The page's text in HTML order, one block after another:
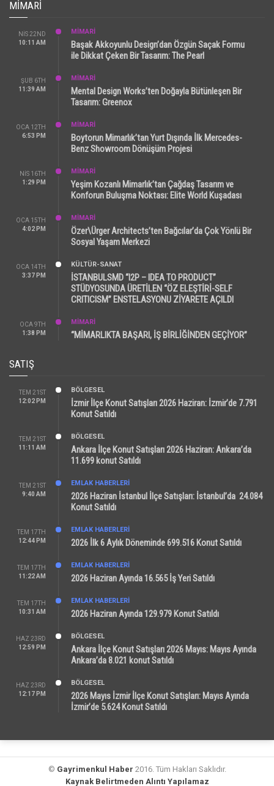
MIMARI
NIS 22ND
10:11 AM
MİMARİ
Başak Akkoyunlu Design’dan Özgün Saçak Formu
ile Dikkat Çeken Bir Tasarım: The Pearl
ŞUB 6TH
11:39 AM
MİMARİ
Mental Design Works’ten Doğayla Bütünleşen Bir
Tasarım: Greenox
OCA 12TH
6:53 PM
MİMARİ
Boytorun Mimarlık’tan Yurt Dışında İlk Mercedes-
Benz Showroom Dönüşüm Projesi
NIS 16TH
1:29 PM
MİMARİ
Yeşim Kozanlı Mimarlık’tan Çağdaş Tasarım ve
Konforun Buluşma Noktası: Elite World Kuşadası
OCA 15TH
4:02 PM
MİMARİ
Özer\Ürger Architects’ten Bağcılar’da Çok Yönlü Bir
Sosyal Yaşam Merkezi
OCA 14TH
3:37 PM
KÜLTÜR-SANAT
İSTANBULSMD “I2P – IDEA TO PRODUCT”
STÜDYOSUNDA ÜRETİLEN “ÖZ ELEŞTİRİ-SELF
CRITICISM” ENSTELASYONU ZİYARETE AÇILDI
OCA 9TH
1:38 PM
MİMARİ
“MİMARLIKTA BAŞARI, İŞ BİRLİĞİNDEN GEÇİYOR”
SATIŞ
TEM 21ST
12:02 PM
BÖLGESEL
İzmir İlçe Konut Satışları 2026 Haziran: İzmir’de 7.791
Konut Satıldı
TEM 21ST
11:11 AM
BÖLGESEL
Ankara İlçe Konut Satışları 2026 Haziran: Ankara’da
11.699 konut Satıldı
TEM 21ST
9:40 AM
EMLAK HABERLERI
2026 Haziran İstanbul İlçe Satışları: İstanbul’da 24.084
Konut Satıldı
TEM 17TH
12:44 PM
EMLAK HABERLERI
2026 İlk 6 Aylık Döneminde 699.516 Konut Satıldı
TEM 17TH
11:22 AM
EMLAK HABERLERI
2026 Haziran Ayında 16.565 İş Yeri Satıldı
TEM 17TH
10:31 AM
EMLAK HABERLERI
2026 Haziran Ayında 129.979 Konut Satıldı
HAZ 23RD
12:59 PM
BÖLGESEL
Ankara İlçe Konut Satışları 2026 Mayıs: Mayıs Ayında
Ankara’da 8.021 konut Satıldı
HAZ 23RD
12:17 PM
BÖLGESEL
2026 Mayıs İzmir İlçe Konut Satışları: Mayıs Ayında
İzmir’de 5.624 Konut Satıldı
© Gayrimenkul Haber 2016. Tüm Hakları Saklıdır.
Kaynak Belirtmeden Alıntı Yapılamaz